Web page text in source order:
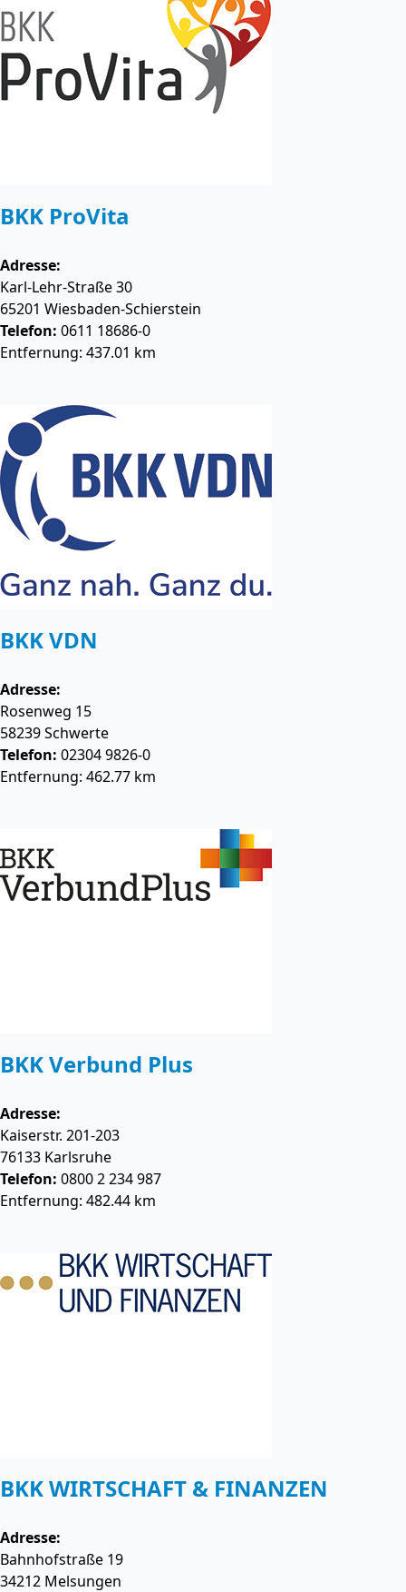
BKK ProVita
Adresse:
Karl-Lehr-Straße 30
65201 Wiesbaden-Schierstein
Telefon: 0611 18686-0
Entfernung: 437.01 km
BKK VDN
Adresse:
Rosenweg 15
58239Schwerte
Telefon: 02304 9826-0
Entfernung: 462.77 km
BKK Verbund Plus
Adresse:
Kaiserstr. 201-203
76133 Karlsruhe
Telefon: 0800 2 234 987
Entfernung: 482.44 km
BKK WIRTSCHAFT & FINANZEN
Adresse:
Bahnhofstraße 19
34212 Melsungen